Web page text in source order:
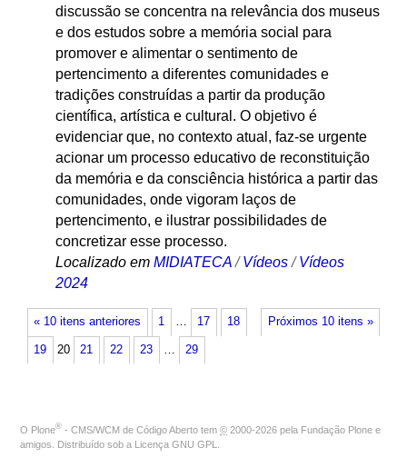
discussão se concentra na relevância dos museus
e dos estudos sobre a memória social para
promover e alimentar o sentimento de
pertencimento a diferentes comunidades e
tradições construídas a partir da produção
científica, artística e cultural. O objetivo é
evidenciar que, no contexto atual, faz-se urgente
acionar um processo educativo de reconstituição
da memória e da consciência histórica a partir das
comunidades, onde vigoram laços de
pertencimento, e ilustrar possibilidades de
concretizar esse processo.
Localizado em MIDIATECA /Vídeos /Vídeos
2024
« 10 itens anteriores Próximos 10 itens »
1 … 17 18
19 20 21 22 23 … 29
O Plone® - CMS/WCM de Código Aberto tem © 2000-2026 pela Fundação Plone e
amigos. Distribuído sob a Licença GNU GPL